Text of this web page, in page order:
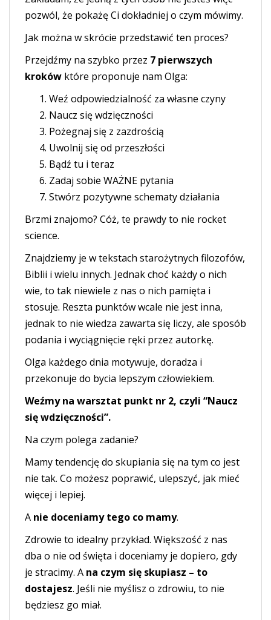
pozwól, że pokażę Ci dokładniej o czym mówimy.
Jak można w skrócie przedstawić ten proces?
Przejdźmy na szybko przez 7 pierwszych
kroków które proponuje nam Olga:
Weź odpowiedzialność za własne czyny
Naucz się wdzięczności
Pożegnaj się z zazdrością
Uwolnij się od przeszłości
Bądź tu i teraz
Zadaj sobie WAŻNE pytania
Stwórz pozytywne schematy działania
Brzmi znajomo? Cóż, te prawdy to nie rocket
science.
Znajdziemy je w tekstach starożytnych filozofów,
Biblii i wielu innych. Jednak choć każdy o nich
wie, to tak niewiele z nas o nich pamięta i
stosuje. Reszta punktów wcale nie jest inna,
jednak to nie wiedza zawarta się liczy, ale sposób
podania i wyciągnięcie ręki przez autorkę.
Olga każdego dnia motywuje, doradza i
przekonuje do bycia lepszym człowiekiem.
Weźmy na warsztat punkt nr 2, czyli “Naucz
się wdzięczności”.
Na czym polega zadanie?
Mamy tendencję do skupiania się na tym co jest
nie tak. Co możesz poprawić, ulepszyć, jak mieć
więcej i lepiej.
A nie doceniamy tego co mamy.
Zdrowie to idealny przykład. Większość z nas
dba o nie od święta i doceniamy je dopiero, gdy
je stracimy. A na czym się skupiasz – to
dostajesz. Jeśli nie myślisz o zdrowiu, to nie
będziesz go miał.